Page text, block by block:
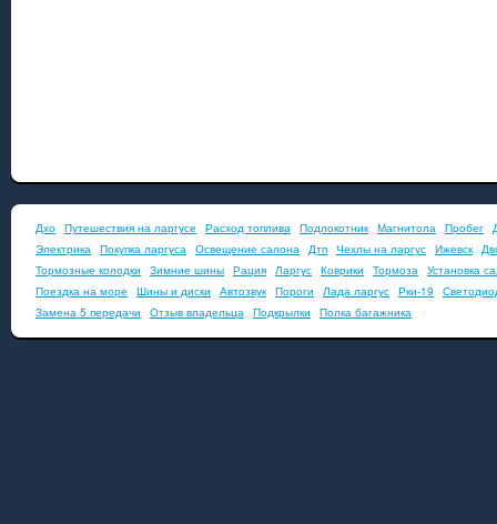
Дхо Путешествия на ларгусе Расход топлива Подлокотник Магнитола Пробег
Электрика Покупка ларгуса Освещение салона Дтп Чехлы на ларгус Ижевск
Тормозные колодки
Зимние шины Рация Ларгус Коврики Тормоза Установка
Поездка на море
Шины и диски Автозвук Пороги Лада ларгус Рки-19
Замена 5 передачи
Отзыв владельца Подкрылки Полка багажника